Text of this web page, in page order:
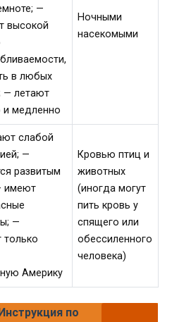
—
высокой
в любых
— летают
и медленно
Ночными
насекомыми
слабой
—
развитым
имеют
—
только
Америку
Кровью птиц и
животных
(иногда могут
пить кровь у
спящего или
обессиленного
человека)
по